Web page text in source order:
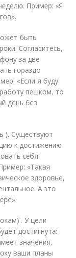
Пример: «Я
быть
Согласитесь,
за две
гораздо
«Если я буду
пешком, то
день без
). Существуют
к достижению
себя
«Такая
здоровье,
А это
. У цели
достигнута:
значения,
ваши планы